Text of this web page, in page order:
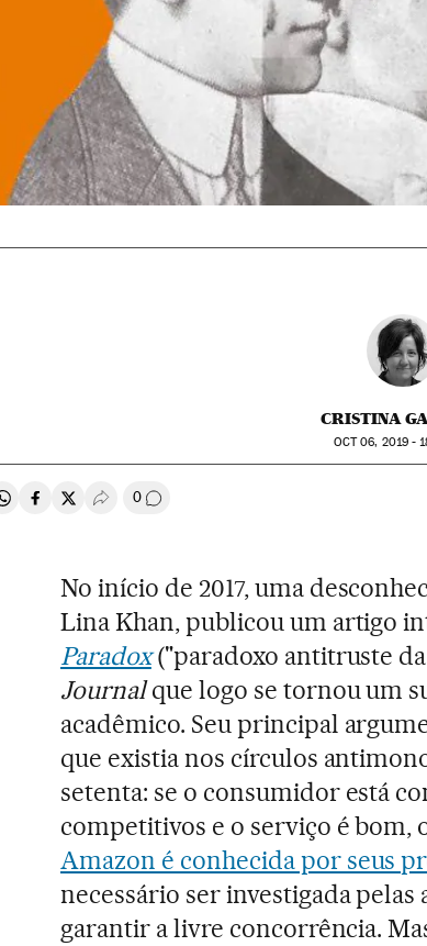
CRISTINA
OCT06, 2019 -
Compartir en Whatsapp
Compartir en Facebook
Compartir en Twitter
Desplegar Redes Sociales
0 Comentários
No início de 2017, uma
Lina Khan, publicou um artigo
Paradox("paradoxo antitruste
Journalque logo se tornou um
acadêmico. Seu principal
que existia nos círculos
setenta: se o consumidor está
competitivos e o serviço é bom,
Amazon é conhecida por seus
necessário ser investigada
garantir a livre concorrência.